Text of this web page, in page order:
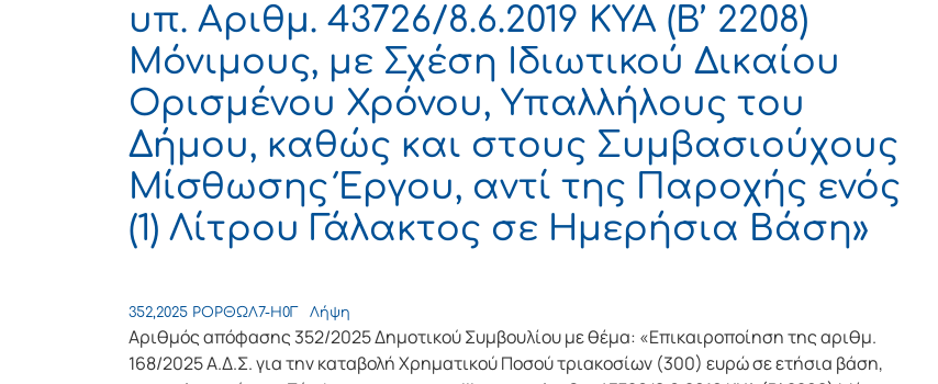
υπ. Αριθμ. 43726/8.6.2019 ΚΥΑ (Β’ 2208)
Μόνιμους, με Σχέση Ιδιωτικού Δικαίου
Ορισμένου Χρόνου, Υπαλλήλους του
Δήμου, καθώς και στους Συμβασιούχους
Μίσθωσης Έργου, αντί της Παροχής ενός
(1) Λίτρου Γάλακτος σε Ημερήσια Βάση»
352,2025 ΡΟΡΘΩΛ7-Η0Γ Λήψη
Αριθμός απόφασης 352/2025 Δημοτικού Συμβουλίου με θέμα: «Επικαιροποίηση της αριθμ.
168/2025 Α.Δ.Σ. για την καταβολή Χρηματικού Ποσού τριακοσίων (300) ευρώ σε ετήσια βάση,